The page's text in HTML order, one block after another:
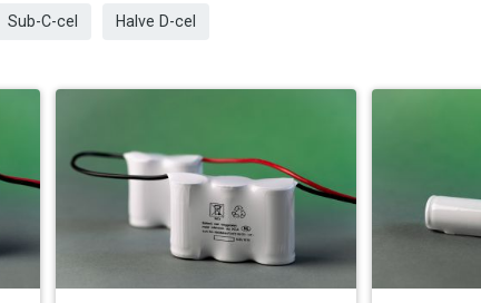
Sub-C-cel Halve D-cel